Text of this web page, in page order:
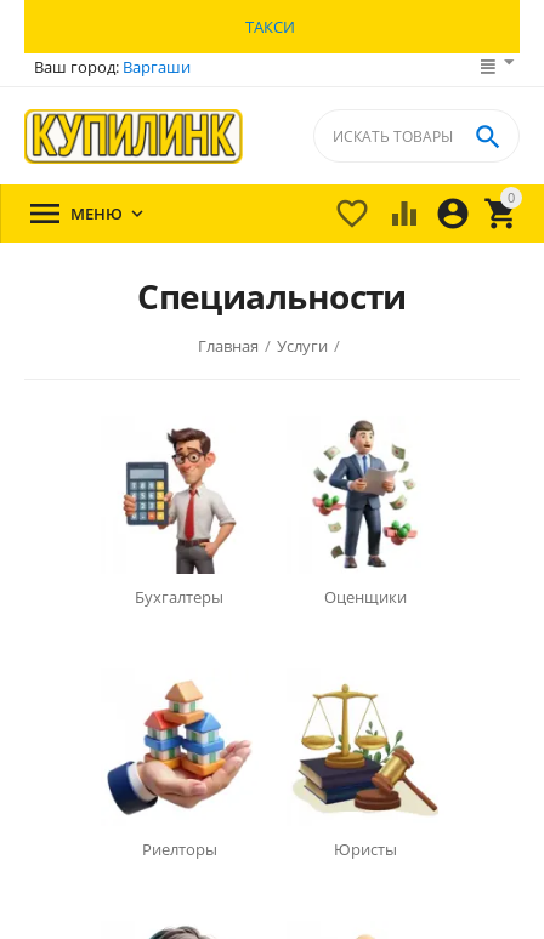
ТАКСИ
Ваш город: Варгаши
0


 

 МЕНЮ 
Специальности
Главная / Услуги /
Бухгалтеры Оценщики
Риелторы Юристы